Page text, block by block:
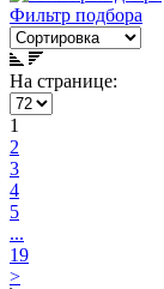
Фильтр подбора
На странице:
1
2
3
4
5
...
19
>